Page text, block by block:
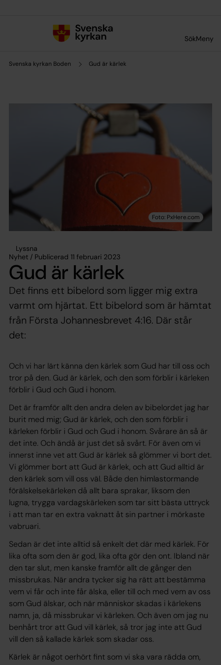
SökMeny
Svenska kyrkan Boden Gud är kärlek
Lyssna
Nyhet / Publicerad 11 februari 2023
Gud är kärlek
Det finns ett bibelord som ligger mig extra
varmt om hjärtat. Ett bibelord som är hämtat
från Första Johannesbrevet 4:16. Där står
det:
Och vi har lärt känna den kärlek som Gud har till oss och
tror på den. Gud är kärlek, och den som förblir i kärleken
förblir i Gud och Gud i honom.
Det är framför allt den andra delen av bibelordet jag har
burit med mig; Gud är kärlek, och den som förblir i
kärleken förblir i Gud och Gud i honom. Svårare än så är
det inte. Och ändå är just det så svårt. För även om vi
innerst inne vet att Gud är kärlek så glömmer vi bort det.
Vi glömmer bort att Gud är kärlek, och att Gud alltid är
den kärlek som vill oss väl. Både den himlastormande
förälskelsekärleken då allt bara sprakar, liksom den
lugna, trygga vardagskärleken som tar sitt bästa uttryck
i att man tar en extra vaknatt åt sin partner i mörkaste
vabruari.
Sedan är det inte alltid så enkelt det där med kärlek. För
lika ofta som den är god, lika ofta gör den ont. Ibland när
den tar slut, men kanske framför allt de gånger den
missbrukas. När andra tycker sig ha rätt att bestämma
vem vi får och inte får älska, eller till och med vem av oss
som Gud älskar, och när människor skadas i kärlekens
namn, ja, då missbrukar vi kärleken. Och även om jag nu
benhårt tror att Gud vill kärlek, så tror jag inte att Gud
vill den så kallade kärlek som skadar oss.
Kärlek är något oerhört fint som vi ska vara rädda om,